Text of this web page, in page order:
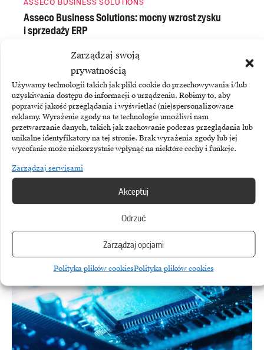
Zarządzaj swoją
prywatnością
Używamy technologii takich jak pliki cookie do przechowywania i/lub
uzyskiwania dostępu do informacji o urządzeniu. Robimy to, aby
poprawić jakość przeglądania i wyświetlać (nie)spersonalizowane
reklamy. Wyrażenie zgody na te technologie umożliwi nam
przetwarzanie danych, takich jak zachowanie podczas przeglądania lub
unikalne identyfikatory na tej stronie. Brak wyrażenia zgody lub jej
wycofanie może niekorzystnie wpłynąć na niektóre cechy i funkcje.
Zarządzaj serwisami
Akceptuj
Odrzuć
Zarządzaj opcjami
Polityka plików cookiesPolityka plików cookies
ASSECO BUSINESS SOLUTIONS
Asseco Business Solutions: mocny wzrost zysku
i sprzedaży ERP
PALANTIR
Palantir zwiększa sprzedaż o 93 procent